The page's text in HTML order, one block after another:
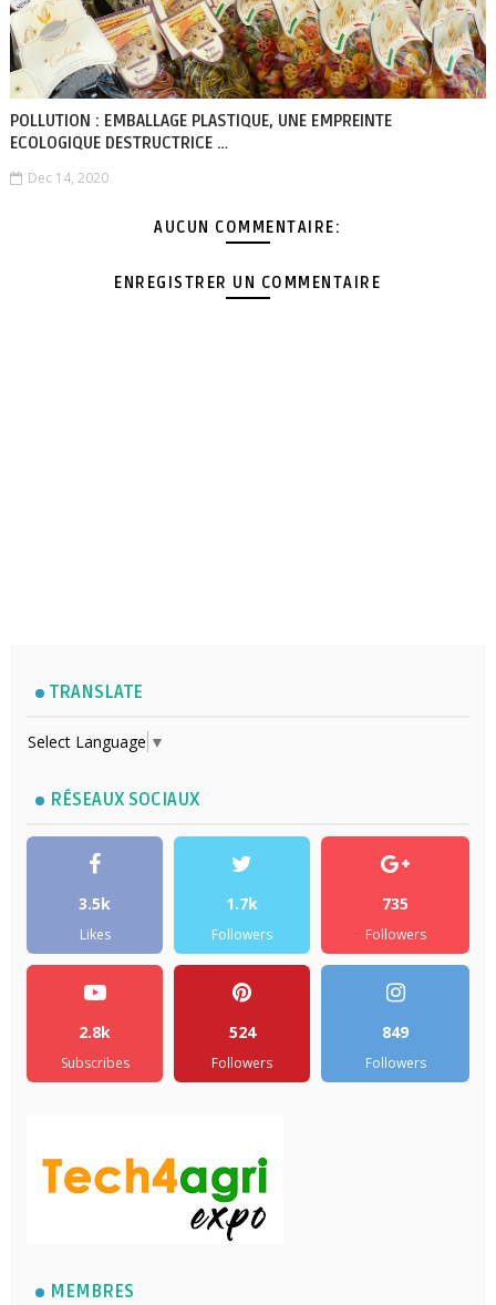
POLLUTION : EMBALLAGE PLASTIQUE, UNE EMPREINTE
ECOLOGIQUE DESTRUCTRICE …
Dec 14, 2020
AUCUN COMMENTAIRE:
ENREGISTRER UN COMMENTAIRE
TRANSLATE
Select Language ▼
RÉSEAUX SOCIAUX
3.5k
Likes
1.7k
Followers
735
Followers
2.8k
Subscribes
524
Followers
849
Followers
MEMBRES